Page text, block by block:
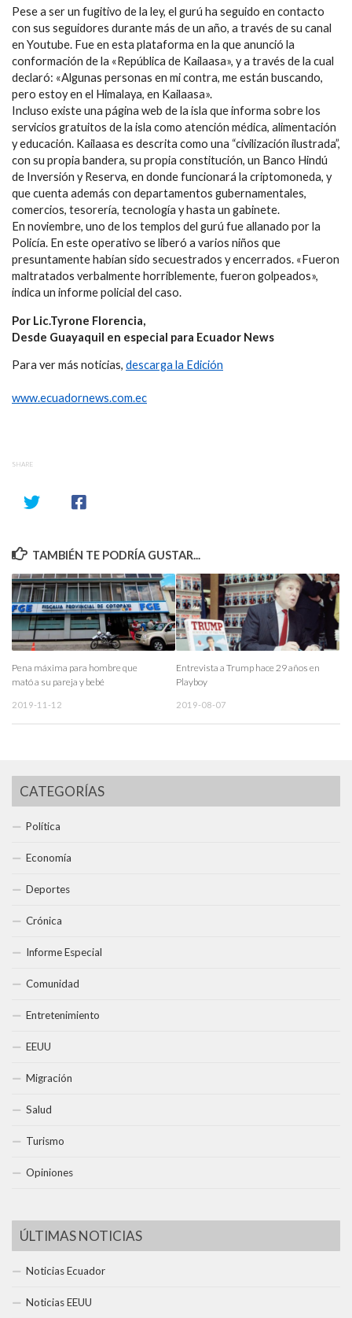
Pese a ser un fugitivo de la ley, el gurú ha seguido en contacto
con sus seguidores durante más de un año, a través de su canal
en Youtube. Fue en esta plataforma en la que anunció la
conformación de la «República de Kailaasa», y a través de la cual
declaró: «Algunas personas en mi contra, me están buscando,
pero estoy en el Himalaya, en Kailaasa».
Incluso existe una página web de la isla que informa sobre los
servicios gratuitos de la isla como atención médica, alimentación
y educación. Kailaasa es descrita como una “civilización ilustrada”,
con su propia bandera, su propia constitución, un Banco Hindú
de Inversión y Reserva, en donde funcionará la criptomoneda, y
que cuenta además con departamentos gubernamentales,
comercios, tesorería, tecnología y hasta un gabinete.
En noviembre, uno de los templos del gurú fue allanado por la
Policía. En este operativo se liberó a varios niños que
presuntamente habían sido secuestrados y encerrados. «Fueron
maltratados verbalmente horriblemente, fueron golpeados»,
indica un informe policial del caso.
Por Lic.Tyrone Florencia,
Desde Guayaquil en especial para Ecuador News
Para ver más noticias, descarga la Edición
www.ecuadornews.com.ec
SHARE
TAMBIÉN TE PODRÍA GUSTAR...
Pena máxima para hombre que
mató a su pareja y bebé
2019-11-12
Entrevista a Trump hace 29 años en
Playboy
2019-08-07
CATEGORÍAS
Política
Economía
Deportes
Crónica
Informe Especial
Comunidad
Entretenimiento
EEUU
Migración
Salud
Turismo
Opiniones
ÚLTIMAS NOTICIAS
Noticias Ecuador
Noticias EEUU